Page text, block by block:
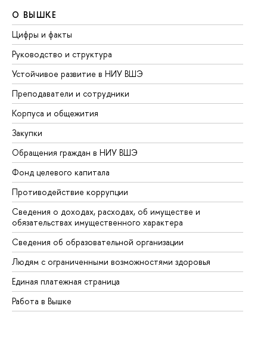
О ВЫШКЕ
Цифры и факты
Руководство и структура
Устойчивое развитие в НИУ ВШЭ
Преподаватели и сотрудники
Корпуса и общежития
Закупки
Обращения граждан в НИУ ВШЭ
Фонд целевого капитала
Противодействие коррупции
Сведения о доходах, расходах, об имуществе и
обязательствах имущественного характера
Сведения об образовательной организации
Людям с ограниченными возможностями здоровья
Единая платежная страница
Работа в Вышке